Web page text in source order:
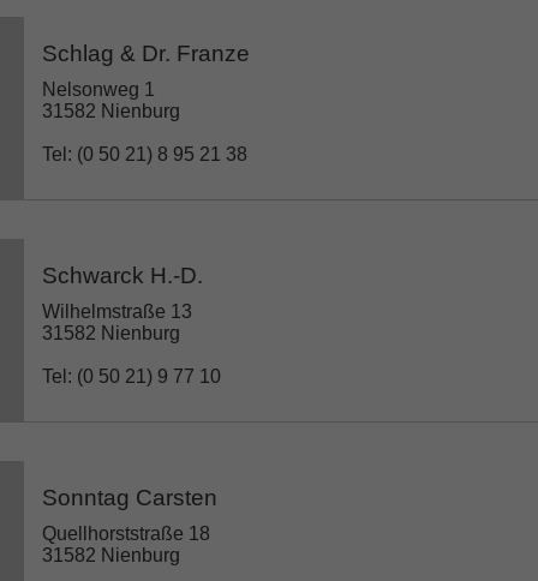
Schlag & Dr. Franze
Nelsonweg 1
31582 Nienburg
Tel: (0 50 21) 8 95 21 38
Schwarck H.-D.
Wilhelmstraße 13
31582 Nienburg
Tel: (0 50 21) 9 77 10
Sonntag Carsten
Quellhorststraße 18
31582 Nienburg